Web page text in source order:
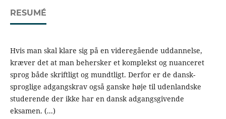
RESUMÉ
Hvis man skal klare sig på en videregående uddannelse,
kræver det at man behersker et komplekst og nuanceret
sprog både skriftligt og mundtligt. Derfor er de dansk-
sproglige adgangskrav også ganske høje til udenlandske
studerende der ikke har en dansk adgangsgivende
eksamen. (...)